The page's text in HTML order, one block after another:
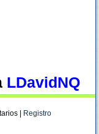
LDavidNQ
| Registro